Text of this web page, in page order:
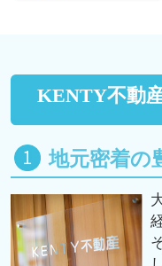
KENTY不動
地元密着の